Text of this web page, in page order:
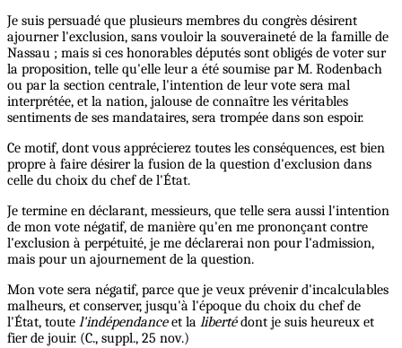
Je suis persuadé que plusieurs membres du congrès désirent
ajourner l'exclusion, sans vouloir la souveraineté de la famille de
Nassau ; mais si ces honorables députés sont obligés de voter sur
la proposition, telle qu'elle leur a été soumise par M. Rodenbach
ou par la section centrale, l'intention de leur vote sera mal
interprétée, et la nation, jalouse de connaître les véritables
sentiments de ses mandataires, sera trompée dans son espoir.
Ce motif, dont vous apprécierez toutes les conséquences, est bien
propre à faire désirer la fusion de la question d'exclusion dans
celle du choix du chef de l'État.
Je termine en déclarant, messieurs, que telle sera aussi l'intention
de mon vote négatif, de manière qu'en me prononçant contre
l'exclusion à perpétuité, je me déclarerai non pour l'admission,
mais pour un ajournement de la question.
Mon vote sera négatif, parce que je veux prévenir d'incalculables
malheurs, et conserver, jusqu'à l'époque du choix du chef de
l'État, toute l'indépendanceet la libertédont je suis heureux et
fier de jouir. (C., suppl., 25 nov.)